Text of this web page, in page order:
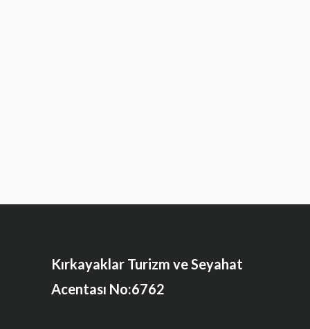
Kırkayaklar Turizm ve Seyahat
Acentası No:6762